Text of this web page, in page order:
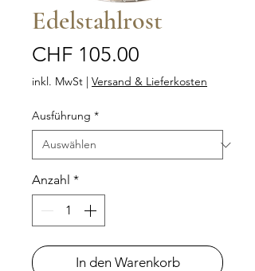
Edelstahlrost
CHF 105.00
inkl. MwSt | Versand & Lieferkosten
Ausführung *
Anzahl *
In den Warenkorb